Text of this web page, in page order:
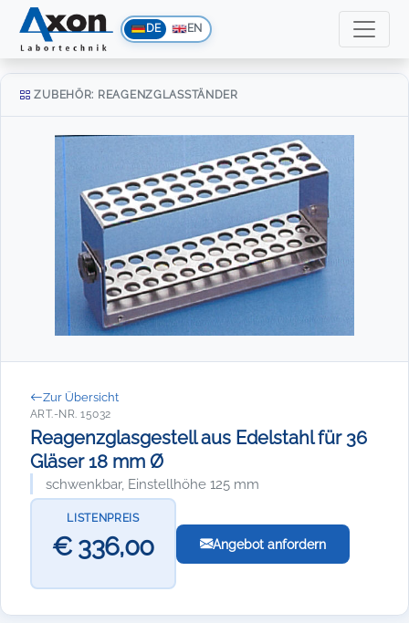
DE EN
ZUBEHÖR: REAGENZGLASSTÄNDER
Zur Übersicht
ART.-NR. 15032
Reagenzglasgestell aus Edelstahl für 36
Gläser 18 mm Ø
schwenkbar, Einstellhöhe 125 mm
LISTENPREIS
€ 336,00 Angebot anfordern